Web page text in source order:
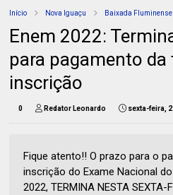
Início Nova Iguaçu Baixada Fluminense
Enem 2022:
para pagamento da
inscrição
0 Redator Leonardo sexta-feira,
Fique atento!! O prazo para o
inscrição do Exame Nacional
2022, TERMINA NESTA SEXTA-